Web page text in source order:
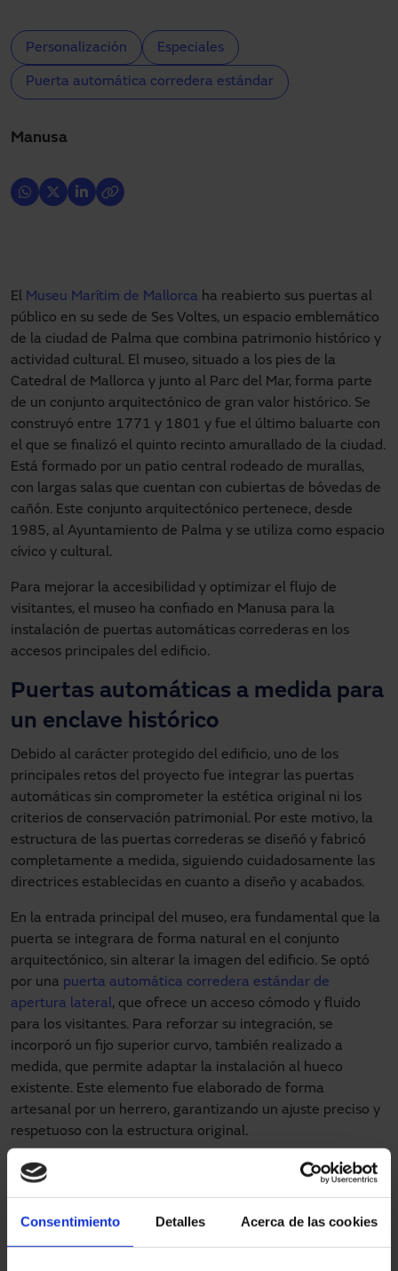
Consentimiento Detalles Acerca de las cookies
Personalización Especiales
Puerta automática corredera estándar
Manusa
El Museu Marítim de Mallorca ha reabierto sus puertas al
público en su sede de Ses Voltes, un espacio emblemático
de la ciudad de Palma que combina patrimonio histórico y
actividad cultural. El museo, situado a los pies de la
Catedral de Mallorca y junto al Parc del Mar, forma parte
de un conjunto arquitectónico de gran valor histórico. Se
construyó entre 1771 y 1801 y fue el último baluarte con
el que se finalizó el quinto recinto amurallado de la ciudad.
Está formado por un patio central rodeado de murallas,
con largas salas que cuentan con cubiertas de bóvedas de
cañón. Este conjunto arquitectónico pertenece, desde
1985, al Ayuntamiento de Palma y se utiliza como espacio
cívico y cultural.
Para mejorar la accesibilidad y optimizar el flujo de
visitantes, el museo ha confiado en Manusa para la
instalación de puertas automáticas correderas en los
accesos principales del edificio.
Puertas automáticas a medida para
un enclave histórico
Debido al carácter protegido del edificio, uno de los
principales retos del proyecto fue integrar las puertas
automáticas sin comprometer la estética original ni los
criterios de conservación patrimonial. Por este motivo, la
estructura de las puertas correderas se diseñó y fabricó
completamente a medida, siguiendo cuidadosamente las
directrices establecidas en cuanto a diseño y acabados.
En la entrada principal del museo, era fundamental que la
puerta se integrara de forma natural en el conjunto
arquitectónico, sin alterar la imagen del edificio. Se optó
por una puerta automática corredera estándar de
apertura lateral, que ofrece un acceso cómodo y fluido
para los visitantes. Para reforzar su integración, se
incorporó un fijo superior curvo, también realizado a
medida, que permite adaptar la instalación al hueco
existente. Este elemento fue elaborado de forma
artesanal por un herrero, garantizando un ajuste preciso y
respetuoso con la estructura original.
Por su parte, en la salida del museo se instaló unapuerta
con hoja fija. Esta
el espacio de paso en zonas con limitaciones
dimensionales, asegurando al mismo tiempo una